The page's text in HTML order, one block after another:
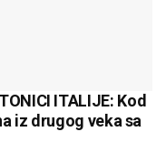
ITALIJE: Kod
iz drugog veka sa